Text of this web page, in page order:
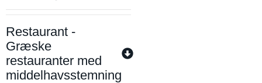
Restaurant -
Græske
restauranter med
middelhavsstemning